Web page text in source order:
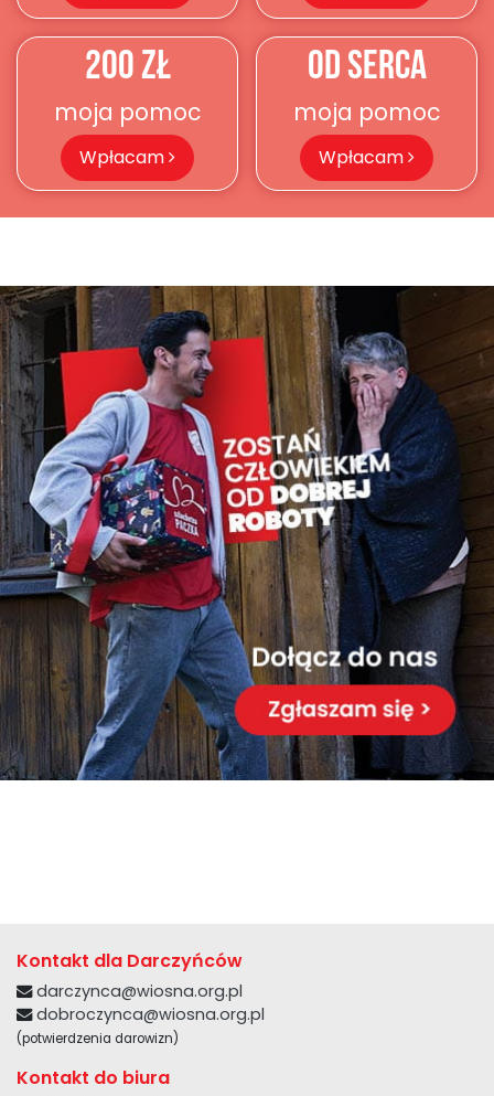
200 ZŁ
moja pomoc
Wpłacam
OD SERCA
moja pomoc
Wpłacam
Kontakt dla Darczyńców
darczynca@wiosna.org.pl
dobroczynca@wiosna.org.pl
(potwierdzenia darowizn)
Kontakt do biura